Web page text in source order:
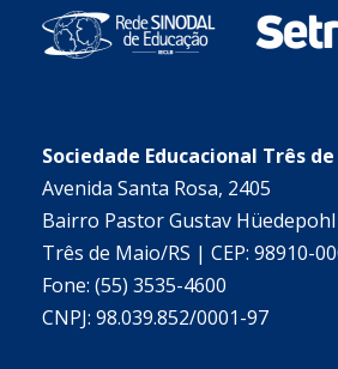
Sociedade Educacional Três
Avenida Santa Rosa, 2405
Bairro Pastor Gustav Hüedepohl
Três de Maio/RS | CEP: 98910-
Fone: (55) 3535-4600
CNPJ: 98.039.852/0001-97